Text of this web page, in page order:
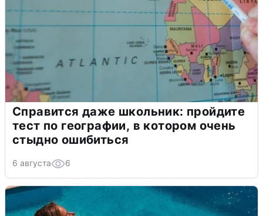
Справится даже школьник: пройдите
тест по географии, в котором очень
стыдно ошибиться
6 августа 6